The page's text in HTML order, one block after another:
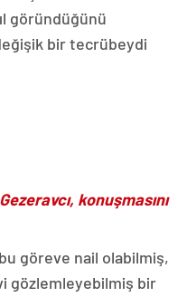
göründüğünü
bir tecrübeydi
konuşmasını
göreve nail olabilmiş,
gözlemleyebilmiş bir